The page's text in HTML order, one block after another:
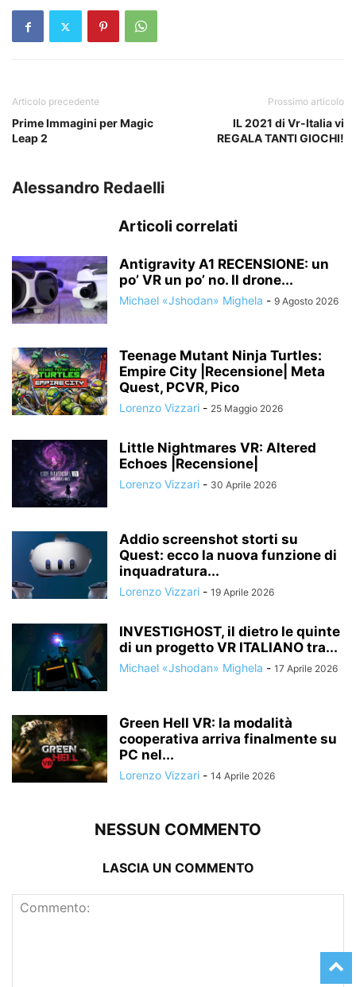
Articolo precedente
Prime Immagini per Magic
Leap 2
Prossimo articolo
IL 2021 di Vr-Italia vi
REGALA TANTI GIOCHI!
Alessandro Redaelli
Articoli correlati
Antigravity A1 RECENSIONE: un
po’ VR un po’ no. Il drone...
Michael «Jshodan» Mighela - 9 Agosto 2026
Teenage Mutant Ninja Turtles:
Empire City |Recensione| Meta
Quest, PCVR, Pico
Lorenzo Vizzari - 25 Maggio 2026
Little Nightmares VR: Altered
Echoes |Recensione|
Lorenzo Vizzari - 30 Aprile 2026
Addio screenshot storti su
Quest: ecco la nuova funzione di
inquadratura...
Lorenzo Vizzari - 19 Aprile 2026
INVESTIGHOST, il dietro le quinte
di un progetto VR ITALIANO tra...
Michael «Jshodan» Mighela - 17 Aprile 2026
Green Hell VR: la modalità
cooperativa arriva finalmente su
PC nel...
Lorenzo Vizzari - 14 Aprile 2026
NESSUN COMMENTO
LASCIA UN COMMENTO